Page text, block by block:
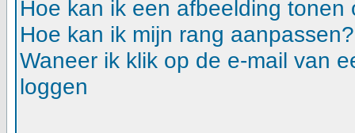
Hoe kan ik een afbeelding
Hoe kan ik mijn rang aanpassen?
Waneer ik klik op de e-mail van
loggen